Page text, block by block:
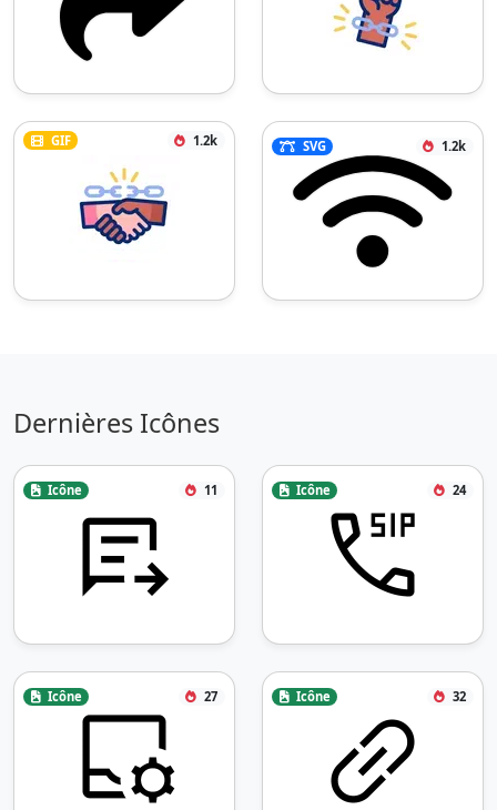
GIF 1.2k SVG 1.2k
Dernières Icônes
Icône 11 Icône 24
Icône 27 Icône 32